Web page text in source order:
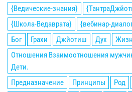
{Ведические-знания}
{Школа-Ведаврата}
{вебинар-
Бог
Грахи Джйотиш Дух
Отношения Взаимоотношения
Дети.
Предназначение
Принципы Род